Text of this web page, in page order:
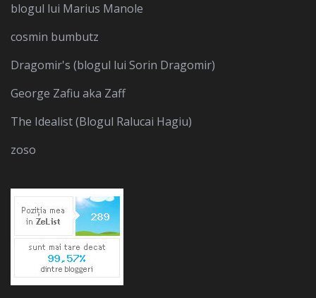
blogul lui Marius Manole
cosmin bumbutz
Dragomir's (blogul lui Sorin Dragomir)
George Zafiu aka Zaff
The Idealist (Blogul Ralucai Hagiu)
zoso